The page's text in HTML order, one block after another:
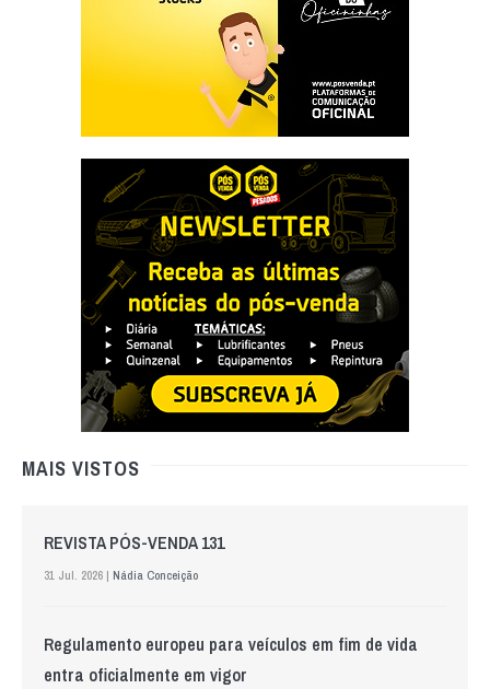
MAIS VISTOS
REVISTA PÓS-VENDA 131
31 Jul. 2026 | Nádia Conceição
Regulamento europeu para veículos em fim de vida
entra oficialmente em vigor